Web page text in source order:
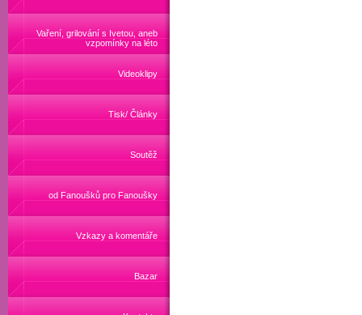
Vaření, grilování s Ivetou, aneb
vzpomínky na léto
Videoklipy
Tisk/ Články
Soutěž
od Fanoušků pro Fanoušky
Vzkazy a komentáře
Bazar